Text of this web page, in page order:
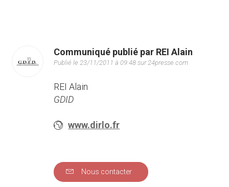
Communiqué publié par REI Alain
Publié le 23/11/2011 à 09:48 sur 24presse.com
REI Alain
GDID
www.dirlo.fr
Nous contacter